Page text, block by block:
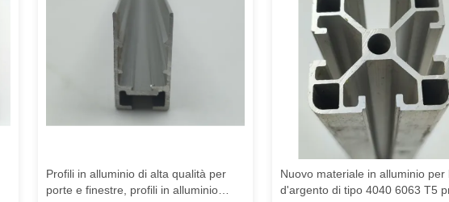
Profili in alluminio di alta qualità per
porte e finestre, profili in alluminio
Nuovo materiale in alluminio per
d'argento di tipo 4040 6063 T5